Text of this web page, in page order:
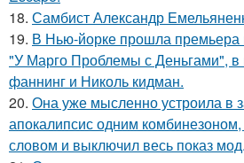
18. Самбист Александр
19. В Нью-йорке прошла премьера
"У Марго Проблемы с Деньгами", в
фаннинг и Николь кидман.
20. Она уже мысленно устроила в
апокалипсис одним
словом и выключил весь показ мод.